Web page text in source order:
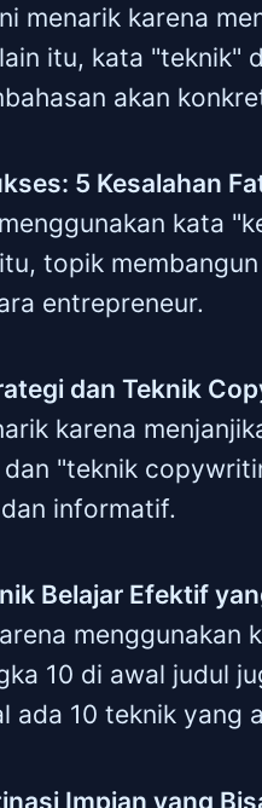
menarik karena
itu, kata "teknik"
akan
5 Kesalahan
kata
topik
entrepreneur.
dan Teknik
karena
"teknik
informatif.
Belajar Efektif
menggunakan
10 di awal judul
ada 10 teknik yang
Impian yang